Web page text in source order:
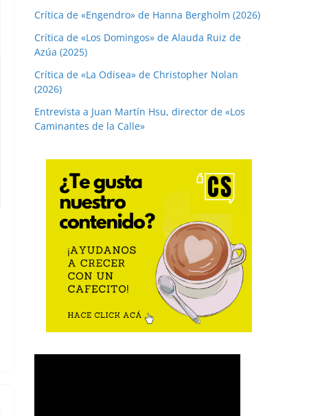
Crítica de «Engendro» de Hanna Bergholm (2026)
Crítica de «Los Domingos» de Alauda Ruiz de
Azúa (2025)
Crítica de «La Odisea» de Christopher Nolan
(2026)
Entrevista a Juan Martín Hsu, director de «Los
Caminantes de la Calle»